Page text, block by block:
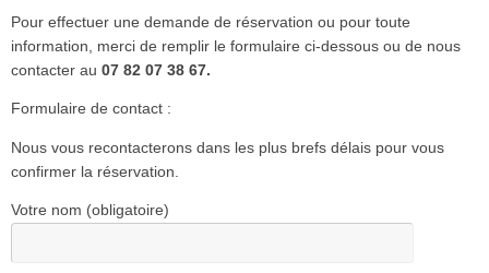
Pour effectuer une demande de réservation ou pour toute
information, merci de remplir le formulaire ci-dessous ou de nous
contacter au 07 82 07 38 67.
Formulaire de contact :
Nous vous recontacterons dans les plus brefs délais pour vous
confirmer la réservation.
Votre nom (obligatoire)